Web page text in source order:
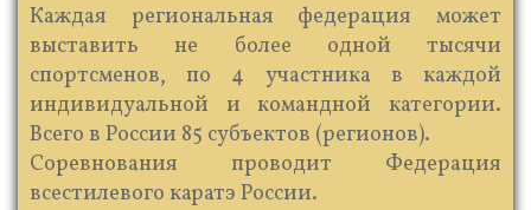
Каждая региональная федерация может
выставить не более одной тысячи
спортсменов, по 4 участника в каждой
индивидуальной и командной категории.
Всего в России 85 субъектов (регионов).
Соревнования проводит Федерация
всестилевого каратэ России.